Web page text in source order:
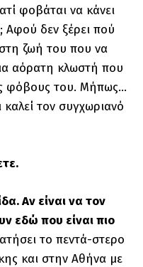
φοβάται να κάνει
Αφού δεν ξέρει πού
ζωή του που να
αόρατη κλωστή που
φόβους του. Μήπως…
καλεί τον συγχωριανό
Αν είναι να τον
εδώ που είναι πιο
το πεντά-στερο
και στην Αθήνα με